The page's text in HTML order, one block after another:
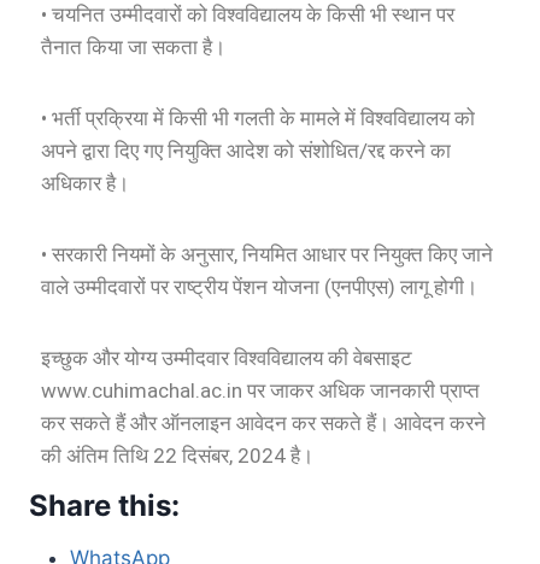
• चयनित उम्मीदवारों को विश्वविद्यालय के किसी भी स्थान पर
तैनात किया जा सकता है।
• भर्ती प्रक्रिया में किसी भी गलती के मामले में विश्वविद्यालय को
अपने द्वारा दिए गए नियुक्ति आदेश को संशोधित/रद्द करने का
अधिकार है।
• सरकारी नियमों के अनुसार, नियमित आधार पर नियुक्त किए जाने
वाले उम्मीदवारों पर राष्ट्रीय पेंशन योजना (एनपीएस) लागू होगी।
इच्छुक और योग्य उम्मीदवार विश्वविद्यालय की वेबसाइट
www.cuhimachal.ac.in पर जाकर अधिक जानकारी प्राप्त
कर सकते हैं और ऑनलाइन आवेदन कर सकते हैं। आवेदन करने
की अंतिम तिथि 22 दिसंबर, 2024 है।
Share this:
WhatsApp